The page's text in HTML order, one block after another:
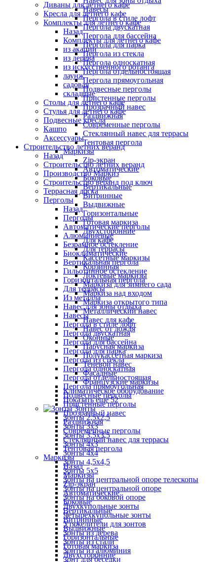
Навесы
Пергола в стиле лофт
Пергола двускатная
Пергола для бассейна
Пергола для парка
Пергола из стекла
Пергола односкатная
Пергола отдельностоящая
Пергола прямоугольная
Подвесные перголы
Пристенные перголы
Прозрачный навес
Раздвижная
Современные перголы
Стеклянный навес для террасы
Тентовая пергола
Маркизы
Zip-экран
Автоматические
Боковые
Вертикальные
Витринные
Выдвижные
Горизонтальные
Готовая маркиза
Двухсторонние
Для кафе
Для террасы
Кассетные маркизы
Корзинная
Локтевые маркизы
Маркиза для зимнего сада
Маркиза над входом
Маркиза открытого типа
Металлический навес
Навес для кафе
Навес от дождя
Оконные
Парусная маркиза
Полукассетная маркиза
Теневой навес
Фасадные
Французские маркизы
Климатическое оборудование
Показать ещё 52
Зонты
Зонты 2,5х2,5
Зонты 3х3
Зонты 3,5х3,5
Зонты 4х3
Зонты 4х4
Зонты 4,5х4,5
Зонты 5х5
Зонты на центральной опоре телескопы
Зонты на центральной опоре
Зонты на боковой опоре
Двухкупольные зонты
Четырехкупольные зонты
Утяжелители для зонтов
Зонты из дерева
Зонты из стали
Зонты из алюминия
Зонт для беседки
Диваны для летнего кафе
Кресла для летнего кафе
Комплекты для летнего кафе
Назад
Комплекты для летнего кафе
из акации
из дерева
из искусственного ротанга
лаунж
садовая
складные
Столы для летнего кафе
Стулья для летнего кафе
Подвесные кресла
Кашпо
Аксессуары
Строительство летних веранд
Назад
Строительство летних веранд
Производство Маркиз
Строительство веранд под ключ
Террасная доска
Перголы
Назад
Перголы
Автоматические перголы
Алюминиевые
Безрамное остекление
Биоклиматические
Вертикальная пергола
Гильотинное остекление
Горизонтальная пергола
Для террасы
Из металла
Навес для зоны отдыха
Навесы
Пергола в стиле лофт
Пергола двускатная
Пергола для бассейна
Пергола для парка
Пергола из стекла
Пергола односкатная
Пергола отдельностоящая
Пергола прямоугольная
Подвесные перголы
Пристенные перголы
Прозрачный навес
Раздвижная
Современные перголы
Стеклянный навес для террасы
Тентовая пергола
Маркизы
Назад
Маркизы
Zip-экран
Автоматические
Боковые
Вертикальные
Витринные
Выдвижные
Горизонтальные
Готовая маркиза
Двухсторонние